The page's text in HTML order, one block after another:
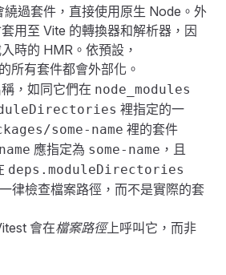
繞過套件，直接使用原生 Node。外
用至 Vite 的轉換器和解析器，因
時的 HMR。依預設，
所有套件都會外部化。
，如同它們在 node_modules
裡指定的一
some-name 裡的套件
應指定為 some-name ，且
deps.moduleDirectories
律檢查檔案路徑，而不是實際的套
會在檔案路徑上呼叫它，而非